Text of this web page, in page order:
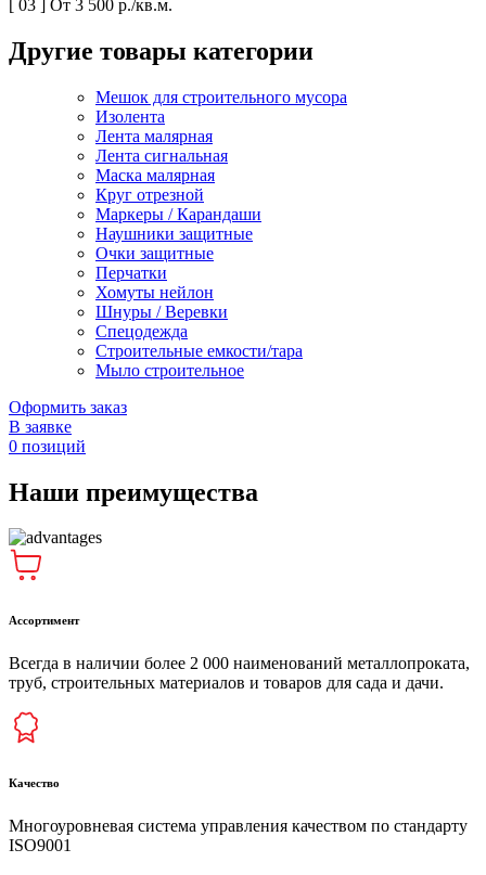
[ 03 ] От 3 500 р./кв.м.
Другие товары категории
Мешок для строительного мусора
Изолента
Лента малярная
Лента сигнальная
Маска малярная
Круг отрезной
Маркеры / Карандаши
Наушники защитные
Очки защитные
Перчатки
Хомуты нейлон
Шнуры / Веревки
Спецодежда
Строительные емкости/тара
Мыло строительное
Оформить заказ
В заявке
0 позиций
Наши преимущества
Ассортимент
Всегда в наличии более 2 000 наименований металлопроката,
труб, строительных материалов и товаров для сада и дачи.
Качество
Многоуровневая система управления качеством по стандарту
ISO9001